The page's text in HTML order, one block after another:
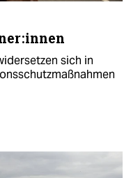
sich in